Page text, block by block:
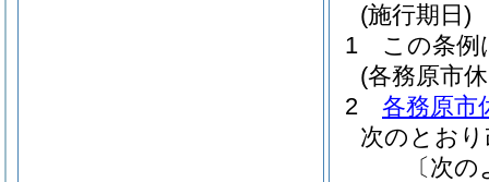
(施行期日)
1
この条例
(各務原市
2
各務原市
次のとお
〔次